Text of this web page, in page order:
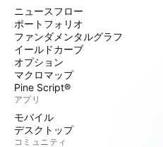
ニュースフロー
ポートフォリオ
ファンダメンタルグラフ
イールドカーブ
オプション
マクロマップ
Pine Script®
アプリ
モバイル
デスクトップ
コミュニティ